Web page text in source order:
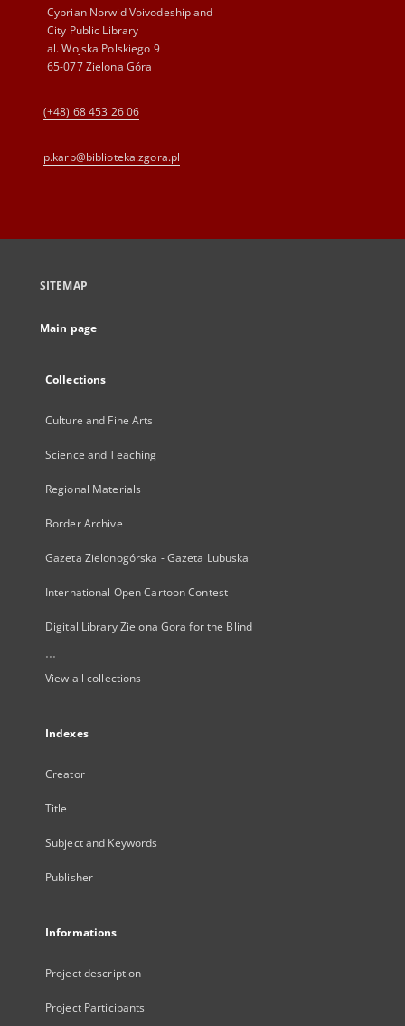
Cyprian Norwid Voivodeship and
City Public Library
al. Wojska Polskiego 9
65-077 Zielona Góra
(+48) 68 453 26 06
p.karp@biblioteka.zgora.pl
SITEMAP
Main page
Collections
Culture and Fine Arts
Science and Teaching
Regional Materials
Border Archive
Gazeta Zielonogórska - Gazeta Lubuska
International Open Cartoon Contest
Digital Library Zielona Gora for the Blind
...
View all collections
Indexes
Creator
Title
Subject and Keywords
Publisher
Informations
Project description
Project Participants